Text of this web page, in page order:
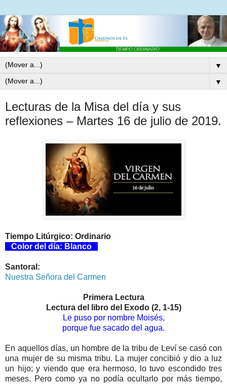
▼
▼
Lecturas de la Misa del día y sus
reflexiones – Martes 16 de julio de 2019.
Tiempo Litúrgico: Ordinario
Color del día: Blanco
Santoral:
Nuestra Señora del Carmen
Primera Lectura
Lectura del libro del Exodo (2, 1-15)
Le puso por nombre Moisés,
porque fue sacado del agua.
En aquellos días, un hombre de la tribu de Leví se casó con
una mujer de su misma tribu. La mujer concibió y dio a luz
un hijo; y viendo que era hermoso, lo tuvo escondido tres
meses. Pero como ya no podía ocultarlo por más tiempo,